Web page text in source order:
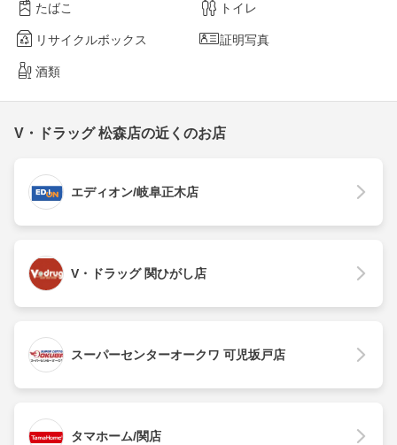
たばこ トイレ
リサイクルボックス 証明写真
酒類
V・ドラッグ 松森店の近くのお店
エディオン/岐阜正木店
V・ドラッグ 関ひがし店
スーパーセンターオークワ 可児坂戸店
タマホーム/関店